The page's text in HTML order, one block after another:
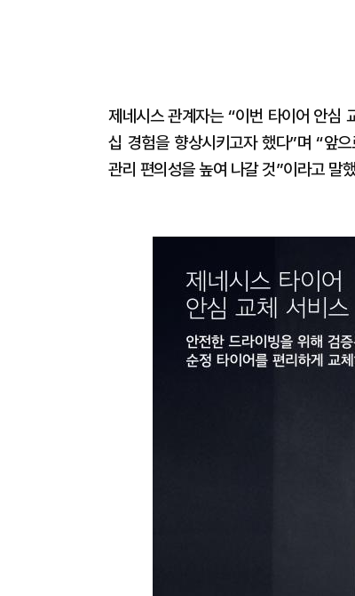
제네시스 관계자는 “이번 타이어 안심
십 경험을 향상시키고자 했다”며 “앞
관리 편의성을 높여 나갈 것”이라고 말